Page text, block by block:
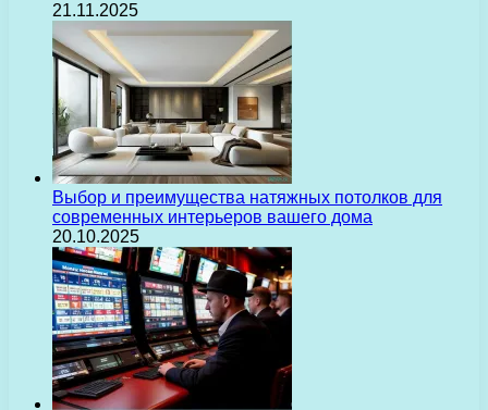
21.11.2025
Выбор и преимущества натяжных потолков для
современных интерьеров вашего дома
20.10.2025